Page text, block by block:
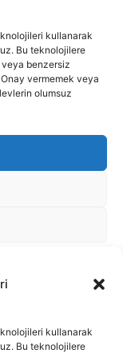
kullanarak
Bu teknolojilere